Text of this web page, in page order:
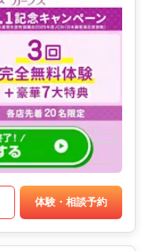
体験・相談予約